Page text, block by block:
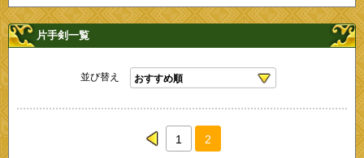
片手剣一覧
並び替え
prev
1 2